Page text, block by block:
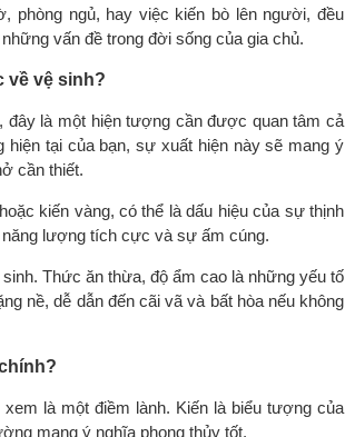
phòng ngủ, hay việc kiến bò lên người, đều
vấn đề trong đời sống của gia chủ.
về vệ sinh?
là một hiện tượng cần được quan tâm cả
tại của bạn, sự xuất hiện này sẽ mang ý
cần thiết.
kiến vàng, có thể là dấu hiệu của sự thịnh
lượng tích cực và sự ấm cúng.
Thức ăn thừa, độ ẩm cao là những yếu tố
nề, dễ dẫn đến cãi vã và bất hòa nếu không
là một điềm lành. Kiến là biểu tượng của
mang ý nghĩa phong thủy tốt.